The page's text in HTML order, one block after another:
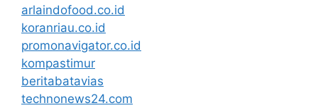
arlaindofood.co.id
koranriau.co.id
promonavigator.co.id
kompastimur
beritabatavias
technonews24.com